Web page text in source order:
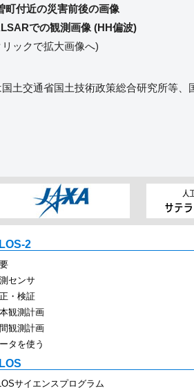
町付近の災害前後の画像
での観測画像 (HH偏波)
リックで拡大画像へ)
土交通省国土技術政策総合研究所等、
2
センサ
・検証
観測計画
観測計画
タを使う
サイエンスプログラム